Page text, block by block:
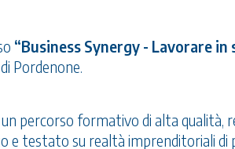
“Business Synergy - Lavorare in
Pordenone.
percorso formativo di alta qualità,
e testato su realtà imprenditoriali